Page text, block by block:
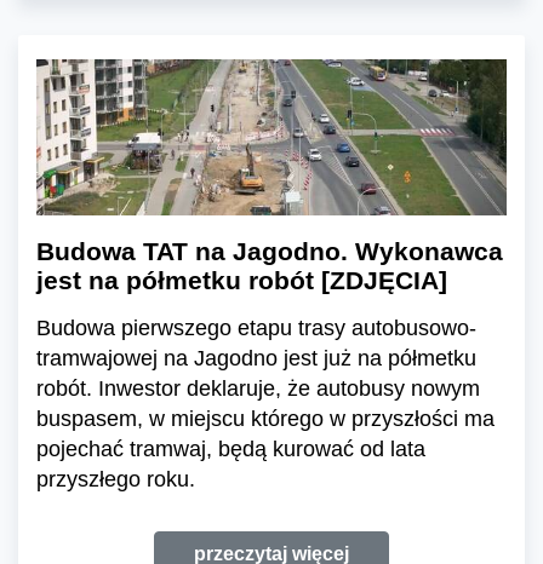
Budowa TAT na Jagodno. Wykonawca
jest na półmetku robót [ZDJĘCIA]
Budowa pierwszego etapu trasy autobusowo-
tramwajowej na Jagodno jest już na półmetku
robót. Inwestor deklaruje, że autobusy nowym
buspasem, w miejscu którego w przyszłości ma
pojechać tramwaj, będą kurować od lata
przyszłego roku.
przeczytaj więcej